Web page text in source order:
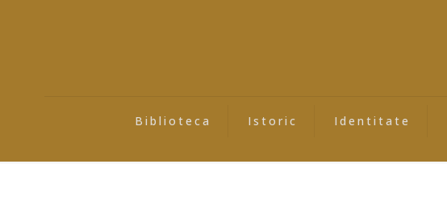
Biblioteca Istoric Identitate